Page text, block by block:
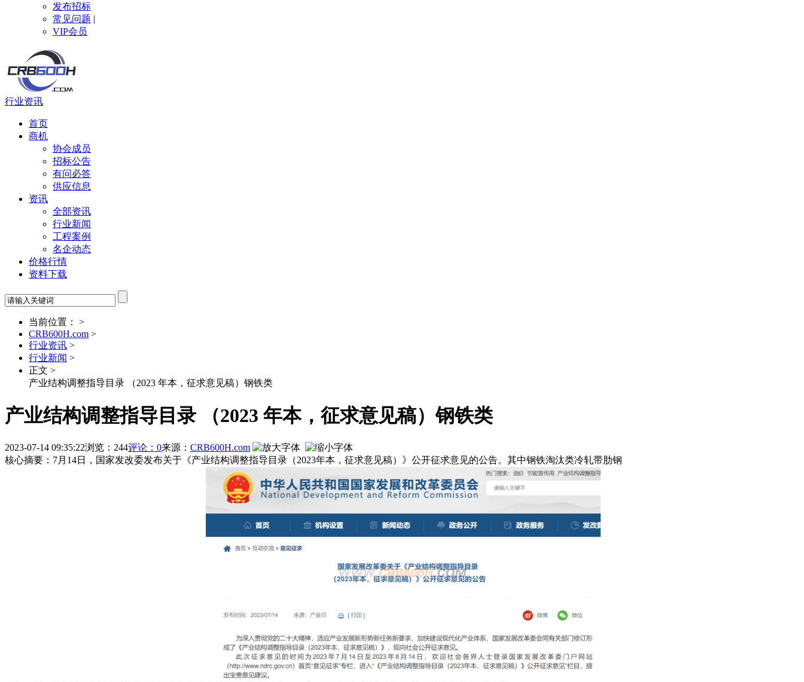
发布招标
常见问题 |
VIP会员
行业资讯
首页
商机
协会成员
招标公告
有问必答
供应信息
资讯
全部资讯
行业新闻
工程案例
名企动态
价格行情
资料下载
当前位置： >
CRB600H.com >
行业资讯 >
行业新闻 >
正文 >
产业结构调整指导目录 （2023 年本，征求意见稿）钢铁类
产业结构调整指导目录 （2023 年本，征求意见稿）钢铁类
2023-07-14 09:35:22浏览：244评论：0来源： CRB600H.com
核心摘要：7月14日，国家发改委发布关于《产业结构调整指导目录（2023年本，征求意见稿）》公开征求意见的公告。其中钢铁淘汰类冷轧带肋钢